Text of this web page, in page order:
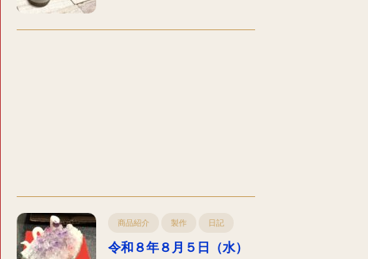
商品紹介 製作 日記
令和８年８月５日（水）